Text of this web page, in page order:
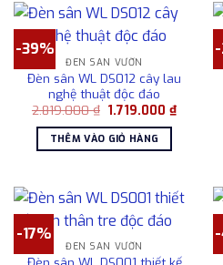
-39%
ĐÈN SÂN VƯỜN
Đèn sân WL DS012 cây lau
nghệ thuật độc đáo
2.819.000₫ Giá
là:
2.819.000 ₫.
1.719.000₫Giá
hiện
THÊM VÀO GIỎ HÀNG
-17%
ĐÈN SÂN VƯỜN